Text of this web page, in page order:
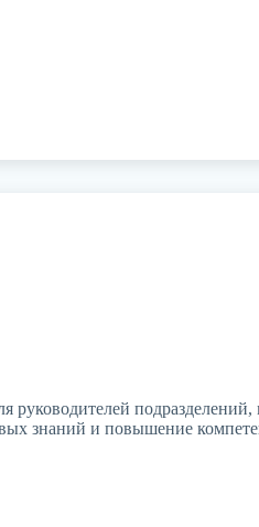
руководителей
знаний и повышение